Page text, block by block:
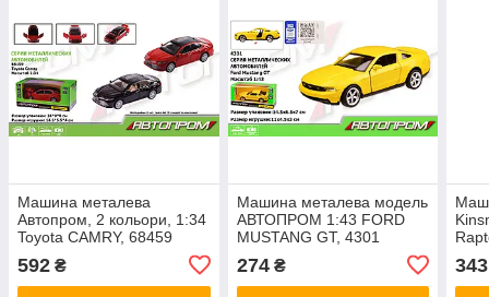
Машина металева
Автопром, 2 кольори, 1:34
Toyota CAMRY, 68459
592 ₴
Машина металева модель
АВТОПРОМ 1:43 FORD
MUSTANG GT, 4301
274₴ 343